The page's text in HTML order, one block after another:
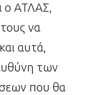
ο ΑΤΛΑΣ,
να
αυτά,
των
που θα